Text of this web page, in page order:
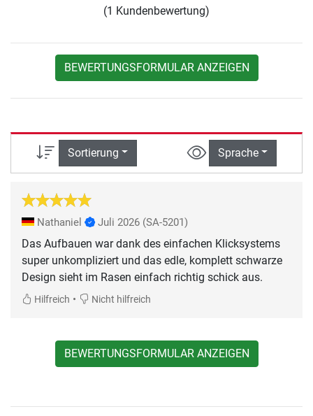
(1 Kundenbewertung)
BEWERTUNGSFORMULAR ANZEIGEN
Sortierung Sprache
Nathaniel Juli 2026 (SA-5201)
Das Aufbauen war dank des einfachen Klicksystems
super unkompliziert und das edle, komplett schwarze
Design sieht im Rasen einfach richtig schick aus.
Hilfreich • Nicht hilfreich
BEWERTUNGSFORMULAR ANZEIGEN